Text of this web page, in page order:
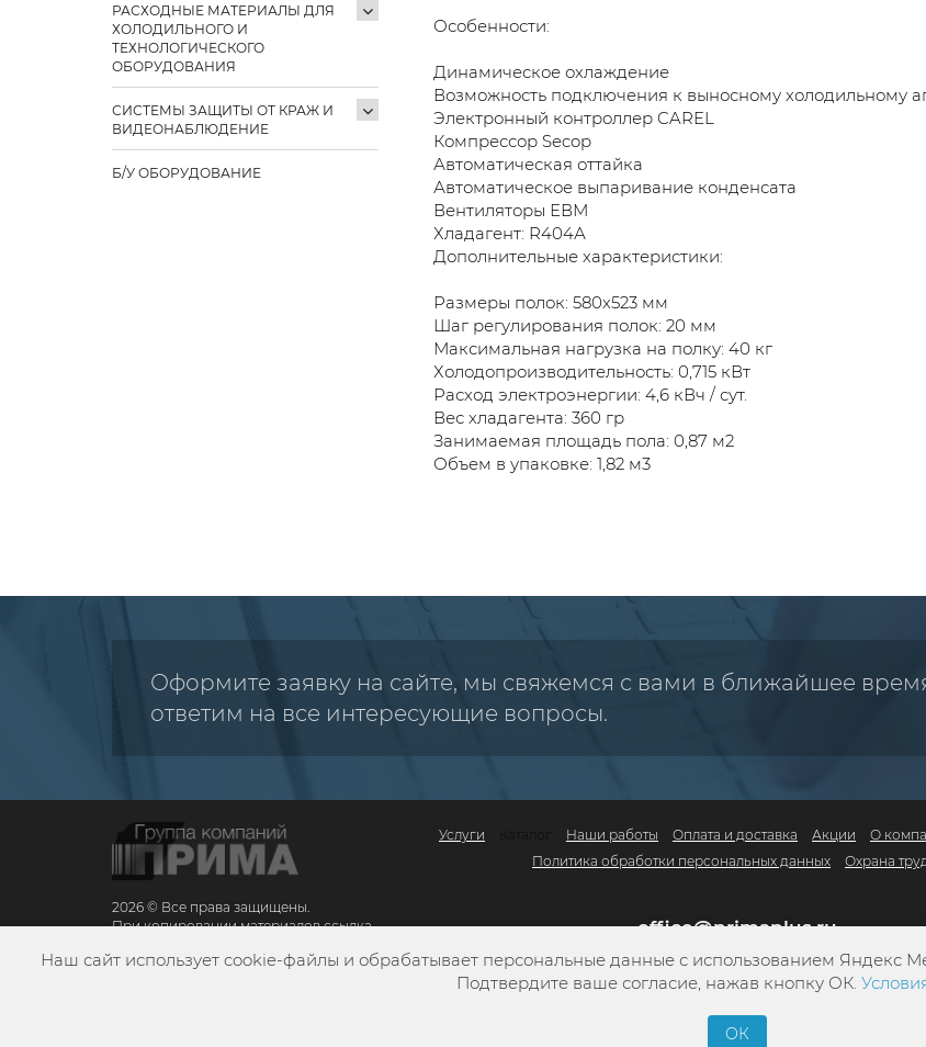
РАСХОДНЫЕ МАТЕРИАЛЫ ДЛЯ
ХОЛОДИЛЬНОГО И
ТЕХНОЛОГИЧЕСКОГО
ОБОРУДОВАНИЯ
СИСТЕМЫ ЗАЩИТЫ ОТ КРАЖ И
ВИДЕОНАБЛЮДЕНИЕ
Б/У ОБОРУДОВАНИЕ
Особенности:
Динамическое охлаждение
Возможность подключения к выносному холодильному
Электронный контроллер CAREL
Компрессор Secop
Автоматическая оттайка
Автоматическое выпаривание конденсата
Вентиляторы ЕВМ
Хладагент: R404А
​Дополнительные характеристики:
Размеры полок: 580х523 мм
Шаг регулирования полок: 20 мм
Максимальная нагрузка на полку: 40 кг
Холодопроизводительность: 0,715 кВт
Расход электроэнергии: 4,6 кВч / сут.
Вес хладагента: 360 гр
Занимаемая площадь пола: 0,87 м2
Объем в упаковке: 1,82 м3
Оформите заявку на сайте, мы свяжемся с вами в ближайшее
ответим на все интересующие вопросы.
2026 © Все права защищены.
При копировании материалов ссылка
Карта сайта
Услуги Наши работы Оплата и доставка Акции О
Политика обработки персональных данных
Охрана
office@primaplus.ru
+7 (800) 302-10-42
+7 (4822) 34-13-05
Наш сайт использует cookie-файлы и обрабатывает персональные данные с использованием Яндекс
Подтвердите ваше согласие, нажав кнопку ОК.
ОК